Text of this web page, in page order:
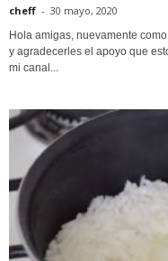
cheff - 30 mayo, 2020
Hola amigas, nuevamente
y agradecerles el apoyo que
mi canal...